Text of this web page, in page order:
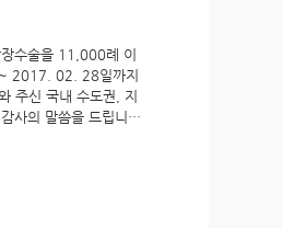
정도로 규모를 키웠
많아야 마음이 편하
만들고 싶다"는 포부
) : 일단 절개해서 방
인공막을 사용해서
어요 서로 장단점이 있
술범위도 작습니
한 부담감이 많은 경
? A. 강윤식 외과전문
서도 자꾸 수술을 기
탈장수술은 외국에
수술을 11,000례 이
2017. 02. 28일까지
주신 국내 수도권, 지
사의 말씀을 드립니